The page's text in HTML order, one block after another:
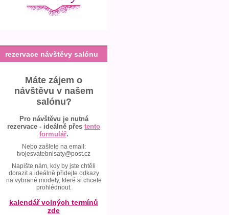
rezervace návštěvy salónu
Máte zájem o
návštěvu v našem
salónu?
Pro návštěvu je nutná
rezervace - ideálně přes tento
formulář.
Nebo zašlete na email:
tvojesvatebnisaty@post.cz
Napište nám, kdy by jste chtěli
dorazit a ideálně přidejte odkazy
na vybrané modely, které si chcete
prohlédnout.
kalendář volných termínů
zde